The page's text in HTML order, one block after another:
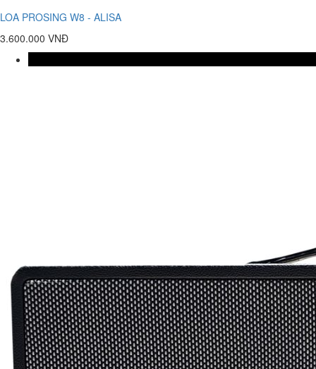
LOA PROSING W8 - ALISA
3.600.000 VNĐ